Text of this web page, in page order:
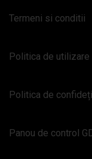
Termeni si conditii
Politica de
Politica de
Panou de control